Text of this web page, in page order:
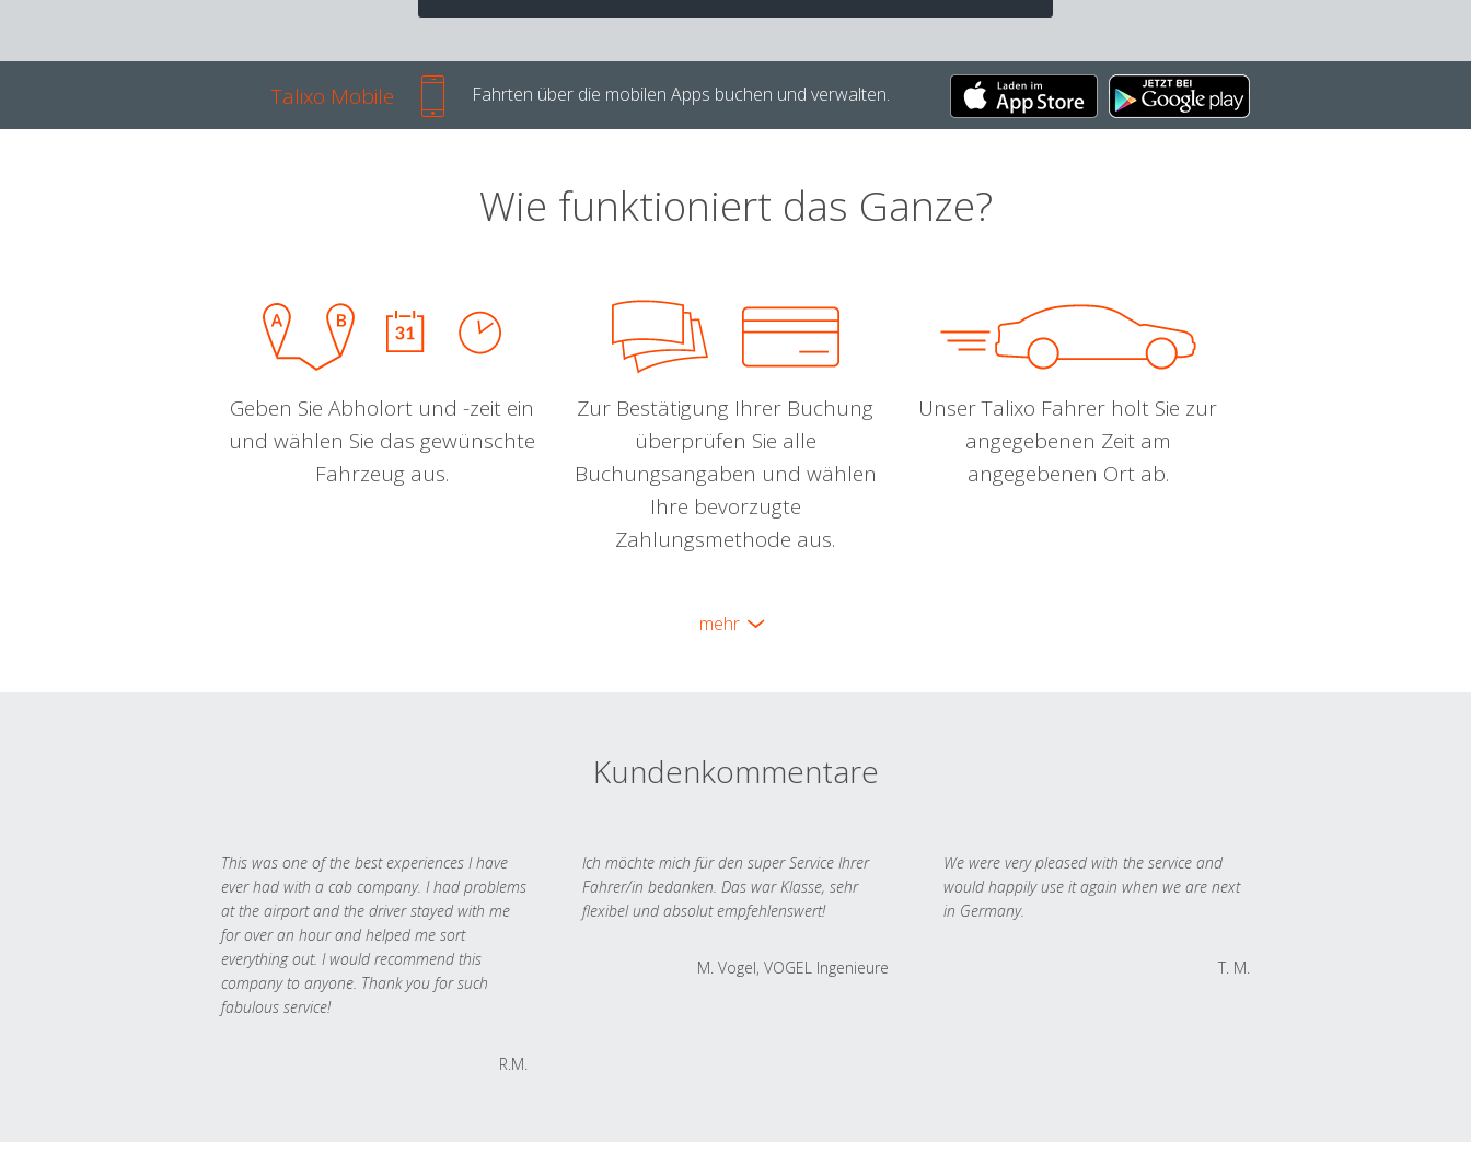
Talixo Mobile Fahrten über die mobilen Apps buchen und verwalten.
Wie funktioniert das Ganze?
Geben Sie Abholort und -zeit ein
und wählen Sie das gewünschte
Fahrzeug aus.
Zur Bestätigung Ihrer Buchung
überprüfen Sie alle
Buchungsangaben und wählen
Ihre bevorzugte
Zahlungsmethode aus.
Unser Talixo Fahrer holt Sie zur
angegebenen Zeit am
angegebenen Ort ab.
mehr
Kundenkommentare
This was one of the best experiences I have
ever had with a cab company. I had problems
at the airport and the driver stayed with me
for over an hour and helped me sort
everything out. I would recommend this
company to anyone. Thank you for such
fabulous service!
R.M.
Ich möchte mich für den super Service Ihrer
Fahrer/in bedanken. Das war Klasse, sehr
flexibel und absolut empfehlenswert!
M. Vogel, VOGEL Ingenieure
We were very pleased with the service and
would happily use it again when we are next
in Germany.
T. M.